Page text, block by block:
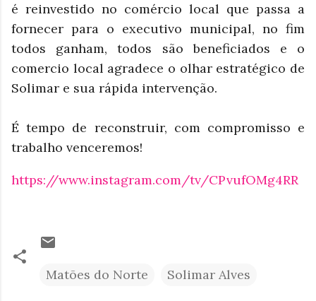
é reinvestido no comércio local que passa a
fornecer para o executivo municipal, no fim
todos ganham, todos são beneficiados e o
comercio local agradece o olhar estratégico de
Solimar e sua rápida intervenção.
É tempo de reconstruir, com compromisso e
trabalho venceremos!
https://www.instagram.com/tv/CPvufOMg4RR
Matões do Norte Solimar Alves